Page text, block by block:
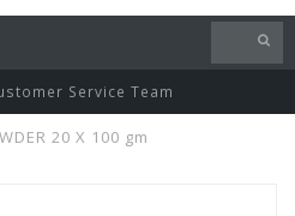
Service Team
20 X 100 gm